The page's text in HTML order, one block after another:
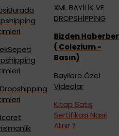
Dropshipping
XML BAYİLİK VE
DROPSHİPPİNG
Bizden Haberber
( Colezium -
Basın)
Bayilere Özel
Videolar
Kitap Satış
Sertifikası Nasıl
Alınır ?